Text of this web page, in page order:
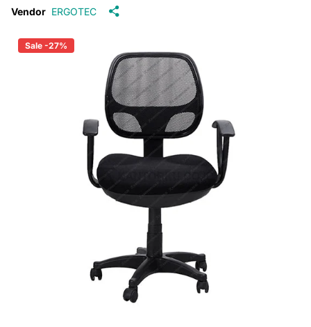
Vendor ERGOTEC
Sale -27%